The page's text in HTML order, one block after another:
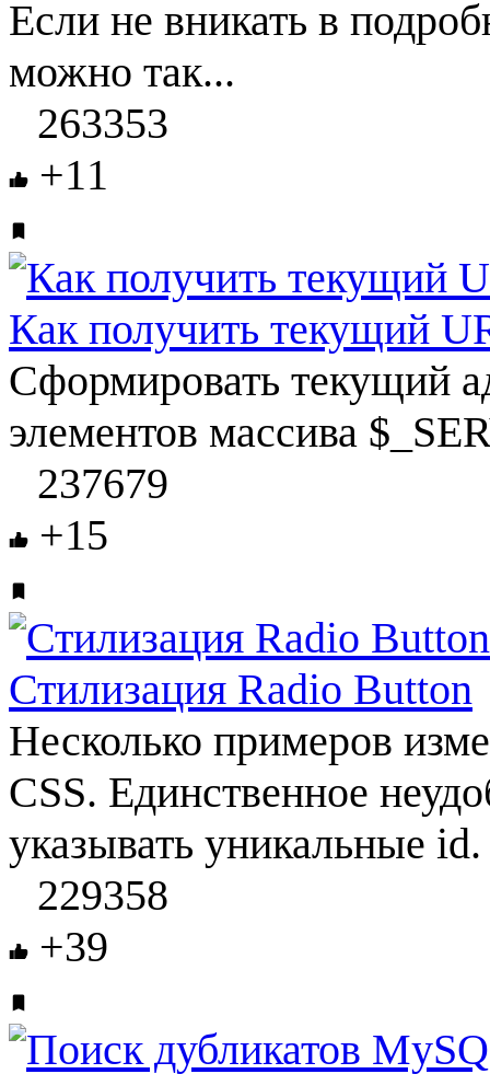
Если не вникать в
можно так...
263353
+11
Как получить текущий
Сформировать текущий
элементов массива
237679
+15
Стилизация Radio Button
Несколько примеров
CSS. Единственное
указывать уникальные id.
229358
+39